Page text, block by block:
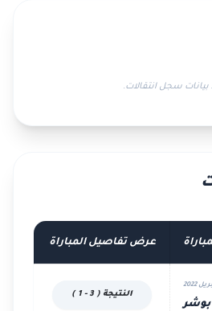
بيانات سجل انتقالات.
عرض تفاصيل المباراة
النتيجة ( 3 - 1 )